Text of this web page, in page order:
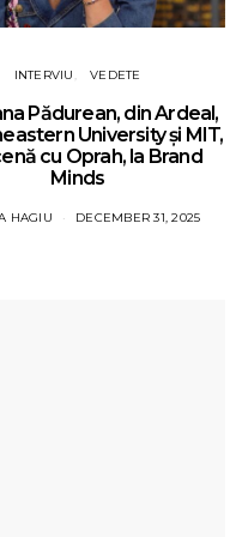
INTERVIU VEDETE
Pădurean, din Ardeal,
University și MIT,
cu Oprah, la Brand
Minds
HAGIU DECEMBER 31, 2025